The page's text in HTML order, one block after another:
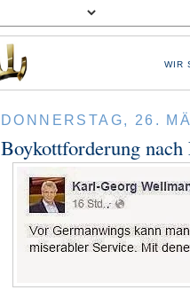
WIR
DONNERSTAG, 26.
Boykottforderung